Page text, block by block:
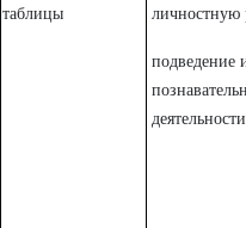
таблицы
личностную
подведение